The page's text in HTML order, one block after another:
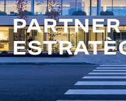
Notícies
PARTNER